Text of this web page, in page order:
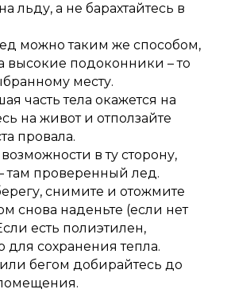
льду, а не барахтайтесь в
можно таким же способом,
высокие подоконники – то
месту.
часть тела окажется на
на живот и отползайте
провала.
в ту сторону,
там проверенный лед.
снимите и отожмите
снова наденьте (если нет
есть полиэтилен,
для сохранения тепла.
бегом добирайтесь до